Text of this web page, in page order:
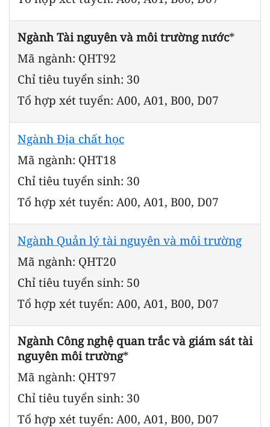
Ngành Tài nguyên và môi trường nước*
Mã ngành: QHT92
Chỉ tiêu tuyển sinh: 30
Tổ hợp xét tuyển: A00, A01, B00, D07
Ngành Địa chất học
Mã ngành: QHT18
Chỉ tiêu tuyển sinh: 30
Tổ hợp xét tuyển: A00, A01, B00, D07
Ngành Quản lý tài nguyên và môi trường
Mã ngành: QHT20
Chỉ tiêu tuyển sinh: 50
Tổ hợp xét tuyển: A00, A01, B00, D07
Ngành Công nghệ quan trắc và giám sát tài
nguyên môi trường*
Mã ngành: QHT97
Chỉ tiêu tuyển sinh: 30
Tổ hợp xét tuyển: A00, A01, B00, D07